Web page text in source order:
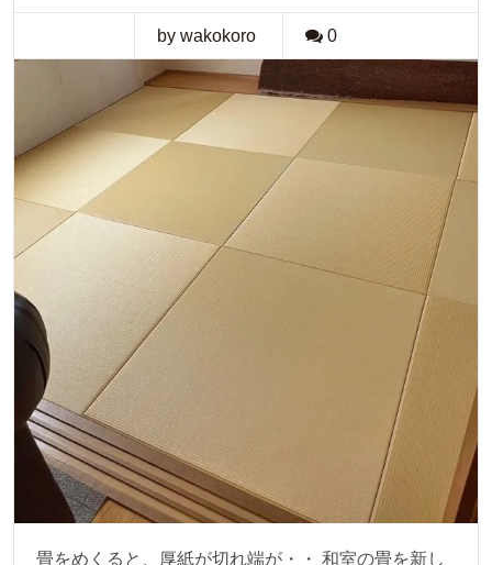
by wakokoro 0
畳をめくると、厚紙が切れ端が・・ 和室の畳を新し